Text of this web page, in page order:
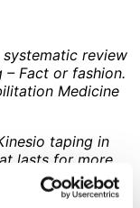
systematic review
Fact or fashion.
Medicine
taping in
lasts for more
tape and throw it
with meta-